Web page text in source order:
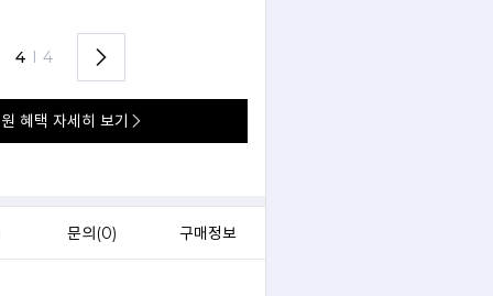
4 I 4
혜택 자세히 보기
문의(0) 구매정보